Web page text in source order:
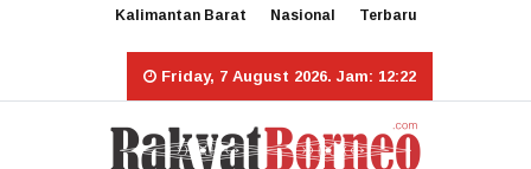
Kalimantan Barat Nasional Terbaru
Friday, 7 August 2026. Jam: 12:22